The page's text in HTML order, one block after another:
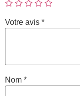
Votre avis *
Nom *